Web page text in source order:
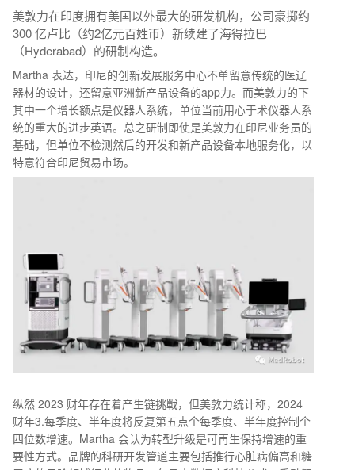
美敦力在印度拥有美国以外最大的研发机构，公司豪掷约
300 亿卢比（约2亿元百姓币）新续建了海得拉巴
（Hyderabad）的研制构造。
Martha 表达，印尼的创新发展服务中心不单留意传统的医辽
器材的设计，还留意亚洲新产品设备的app力。而美敦力的下
其中一个增长额点是仪器人系统，单位当前用心于术仪器人系
统的重大的进步英语。总之研制即使是美敦力在印尼业务员的
基础，但单位不检测然后的开发和新产品设备本地服务化，以
特意符合印尼贸易市场。
纵然 2023 财年存在着产生链挑戰，但美敦力统计称，2024
财年3.每季度、半年度将反复第五点个每季度、半年度控制个
四位数增速。Martha 会认为转型升级是可再生保持增速的重
要性方式。品牌的科研开发管道主要包括推行心脏病偏高和糖